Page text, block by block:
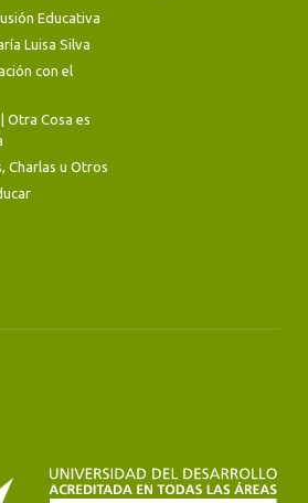
Educativa
Luisa Silva
con el
Otra Cosa es
Charlas u Otros